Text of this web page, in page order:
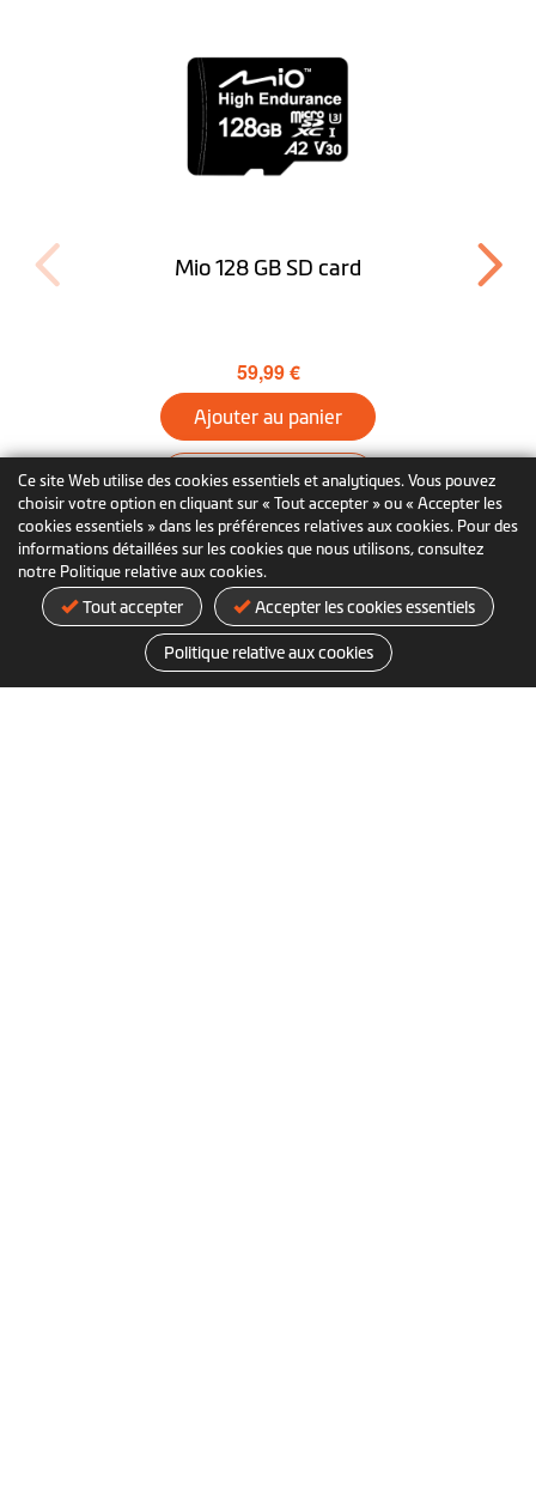
Ce site Web utilise des cookies essentiels et analytiques. Vous pouvez
choisir votre option en cliquant sur « Tout accepter » ou « Accepter les
cookies essentiels » dans les préférences relatives aux cookies. Pour des
informations détaillées sur les cookies que nous utilisons, consultez
notre Politique relative aux cookies.
Tout accepter Accepter les cookies essentiels
Politique relative aux cookies
Mio 128 GB SD card
59,99 €
Ajouter au panier
En savoir plus